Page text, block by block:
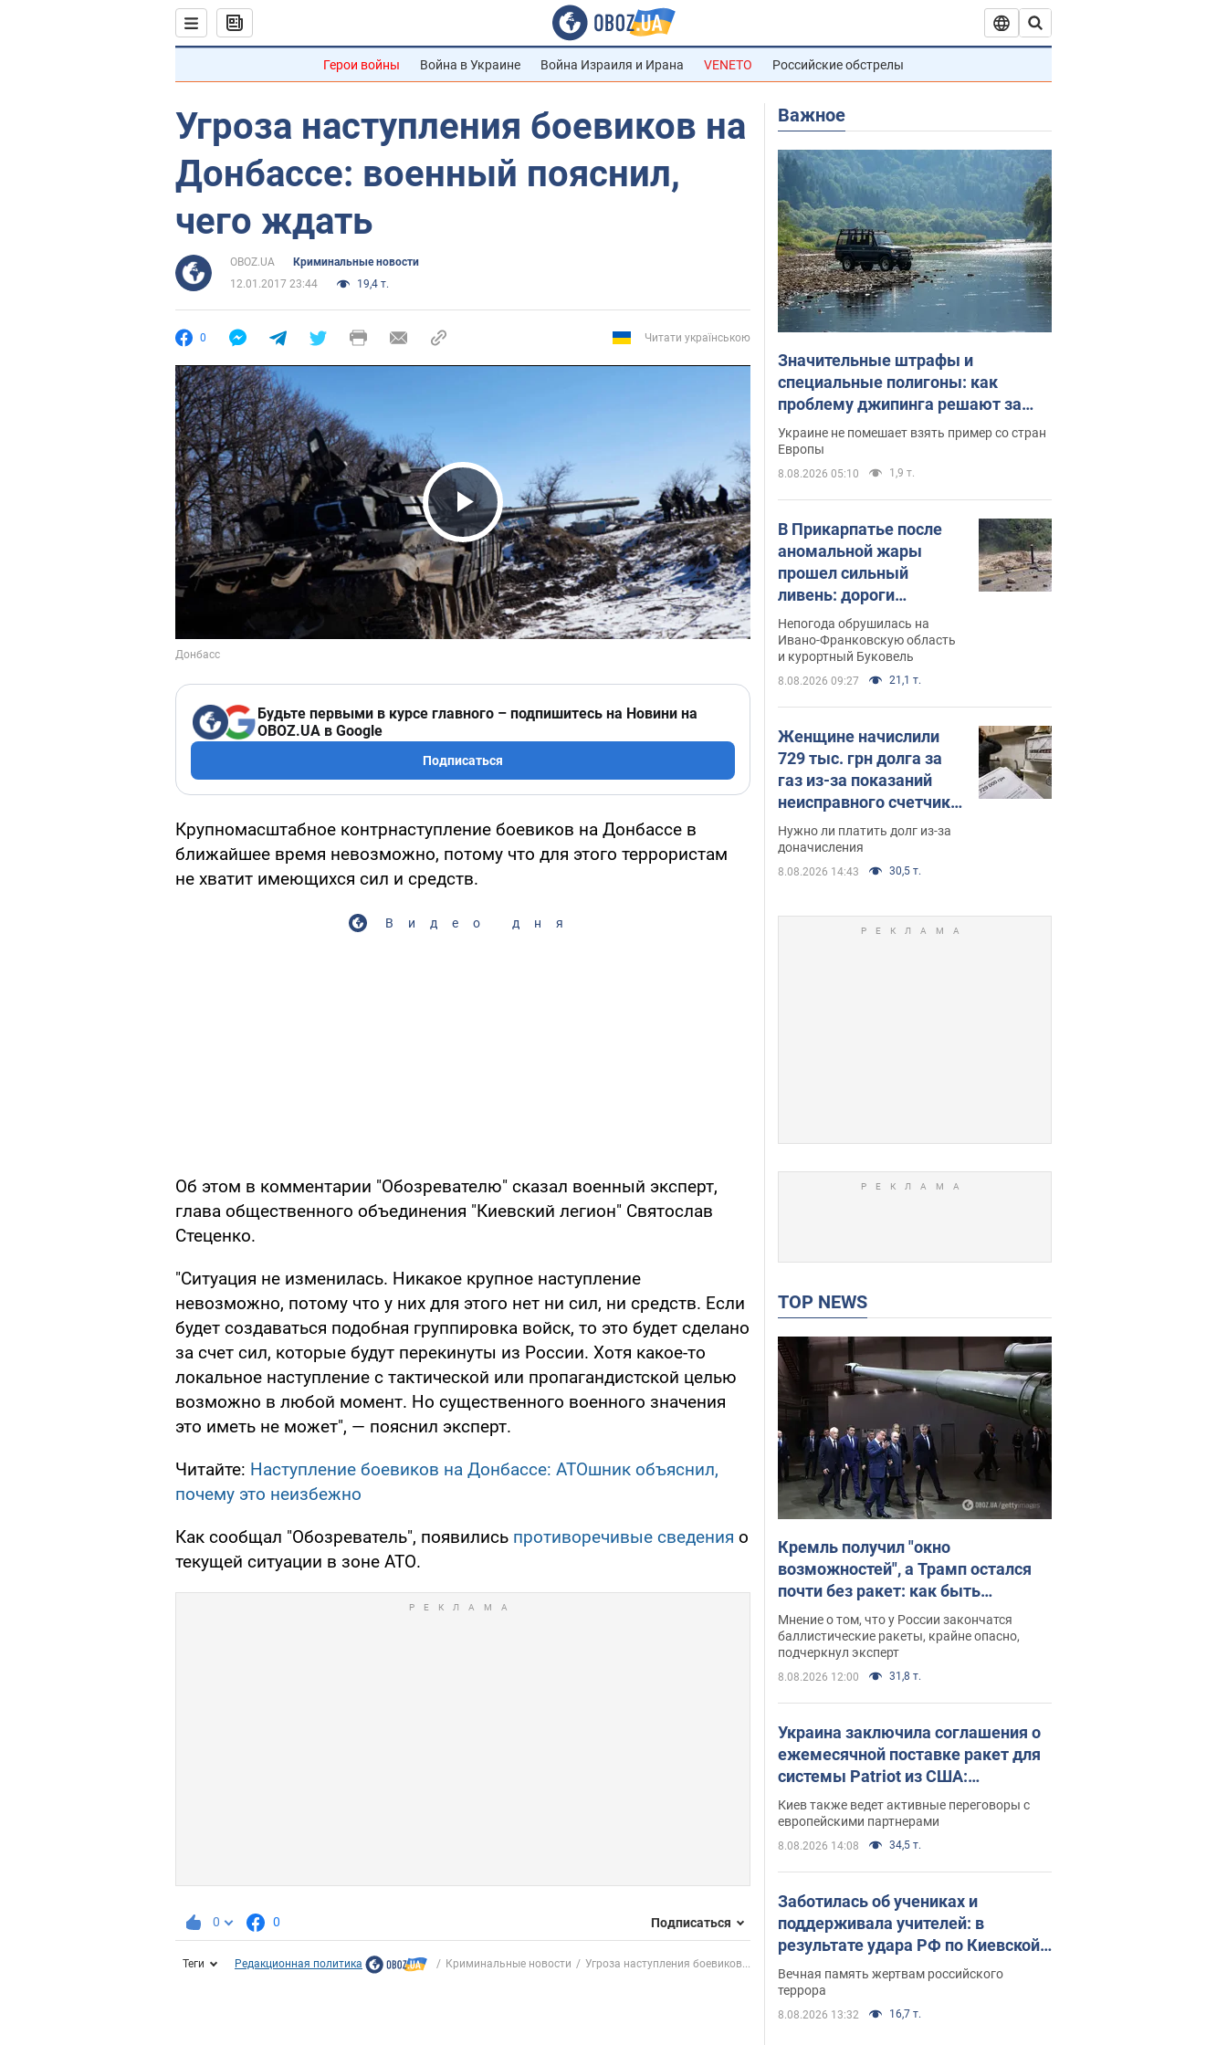
Герои войны Война в Украине Война Израиля и Ирана VENETO Российские обстрелы
Угроза наступления боевиков на
Донбассе: военный пояснил,
чего ждать
OBOZ.UA
Криминальные новости
12.01.2017 23:44
19,4 т.
0 Читати українською
Play Video
Будьте первыми в курсе главного – подпишитесь на Новини на
OBOZ.UA в Google
Подписаться
Крупномасштабное контрнаступление боевиков на Донбассе в
ближайшее время невозможно, потому что для этого террористам
не хватит имеющихся сил и средств.
Видео дня
Об этом в комментарии "Обозревателю" сказал военный эксперт,
глава общественного объединения "Киевский легион" Святослав
Стеценко.
"Ситуация не изменилась. Никакое крупное наступление
невозможно, потому что у них для этого нет ни сил, ни средств. Если
будет создаваться подобная группировка войск, то это будет сделано
за счет сил, которые будут перекинуты из России. Хотя какое-то
локальное наступление с тактической или пропагандистской целью
возможно в любой момент. Но существенного военного значения
это иметь не может", — пояснил эксперт.
Читайте: Наступление боевиков на Донбассе: АТОшник объяснил,
почему это неизбежно
Как сообщал "Обозреватель", появились противоречивые сведения о
текущей ситуации в зоне АТО.
0 0 Подписаться
Теги Редакционная политика Криминальные новости Угроза наступления боевиков...
Важное
Значительные штрафы и
специальные полигоны: как
проблему джипинга решают за
границей
Украине не помешает взять пример со стран
Европы
8.08.2026 05:10 1,9 т.
В Прикарпатье после
аномальной жары
прошел сильный
ливень: дороги
превратились в реки.
Видео
Непогода обрушилась на
Ивано-Франковскую область
и курортный Буковель
8.08.2026 09:27 21,1 т.
Женщине начислили
729 тыс. грн долга за
газ из-за показаний
неисправного счетчика:
судья вынес
неожиданное решение
Нужно ли платить долг из-за
доначисления
8.08.2026 14:43 30,5 т.
TOP NEWS
Кремль получил "окно
возможностей", а Трамп остался
почти без ракет: как быть
Украине? Интервью с Мельником
Мнение о том, что у России закончатся
баллистические ракеты, крайне опасно,
подчеркнул эксперт
8.08.2026 12:00 31,8 т.
Украина заключила соглашения о
ежемесячной поставке ракет для
системы Patriot из США:
Зеленский раскрыл подробности
Киев также ведет активные переговоры с
европейскими партнерами
8.08.2026 14:08 34,5 т.
Заботилась об учениках и
поддерживала учителей: в
результате удара РФ по Киевской
области погибли директор
киевского лицея, её муж и внук
Вечная память жертвам российского
террора
8.08.2026 13:32 16,7 т.